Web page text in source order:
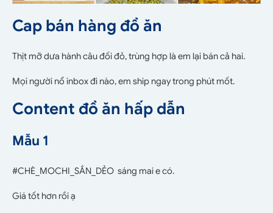
Cap bán hàng đồ ăn
Thịt mỡ dưa hành câu đối đỏ, trùng hợp là em lại bán cả hai.
Mọi người nổ inbox đi nào, em ship ngay trong phút mốt.
Content đồ ăn hấp dẫn
Mẫu 1
#CHÈ_MOCHI_SẮN_DẺO sáng mai e có.
Giá tốt hơn rồi ạ